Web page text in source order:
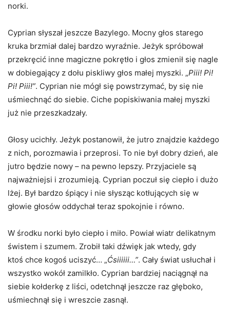
norki.
Cyprian słyszał jeszcze Bazylego. Mocny głos starego
kruka brzmiał dalej bardzo wyraźnie. Jeżyk spróbował
przekręcić inne magiczne pokrętło i głos zmienił się nagle
w dobiegający z dołu piskliwy głos małej myszki. „Piii! Pi!
Pi! Piii!”. Cyprian nie mógł się powstrzymać, by się nie
uśmiechnąć do siebie. Ciche popiskiwania małej myszki
już nie przeszkadzały.
Głosy ucichły. Jeżyk postanowił, że jutro znajdzie każdego
z nich, porozmawia i przeprosi. To nie był dobry dzień, ale
jutro będzie nowy – na pewno lepszy. Przyjaciele są
najważniejsi i zrozumieją. Cyprian poczuł się ciepło i dużo
lżej. Był bardzo śpiący i nie słysząc kotłujących się w
głowie głosów oddychał teraz spokojnie i równo.
W środku norki było ciepło i miło. Powiał wiatr delikatnym
świstem i szumem. Zrobił taki dźwięk jak wtedy, gdy
ktoś chce kogoś uciszyć… „Ćsiiiiii…”. Cały świat usłuchał i
wszystko wokół zamilkło. Cyprian bardziej naciągnął na
siebie kołderkę z liści, odetchnął jeszcze raz głęboko,
uśmiechnął się i wreszcie zasnął.